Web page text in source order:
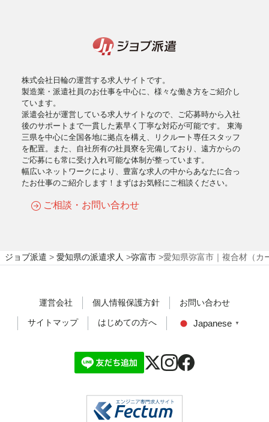
株式会社日輪の運営する求人サイトです。
製造業・派遣社員のお仕事を中心に、様々な働き方をご紹介し
ています。
派遣会社が運営している求人サイトなので、ご応募時から入社
後のサポートまで一貫した素早く丁寧な対応が可能です。 東海
三県を中心に全国各地に拠点を構え、リクルート専任スタッフ
を配置。また、自社所有の社員寮を完備しており、遠方からの
ご応募にも常に受け入れ可能な体制が整っています。
幅広いネットワークにより、豊富な求人の中からあなたに合っ
たお仕事のご紹介します！まずはお気軽にご相談ください。
ご相談・お問い合わせ
ジョブ派遣 > 愛知県の派遣求人 >弥富市 >愛知県弥富市｜複合材（カ
運営会社 個人情報保護方針 お問い合わせ
サイトマップ はじめての方へ Japanese ▼